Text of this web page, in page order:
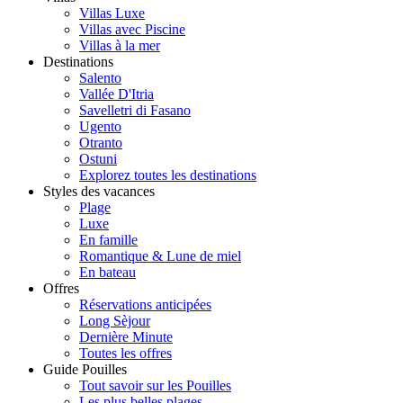
Villas Luxe
Villas avec Piscine
Villas à la mer
Destinations
Salento
Vallée D'Itria
Savelletri di Fasano
Ugento
Otranto
Ostuni
Explorez toutes les destinations
Styles des vacances
Plage
Luxe
En famille
Romantique & Lune de miel
En bateau
Offres
Réservations anticipées
Long Sèjour
Dernière Minute
Toutes les offres
Guide Pouilles
Tout savoir sur les Pouilles